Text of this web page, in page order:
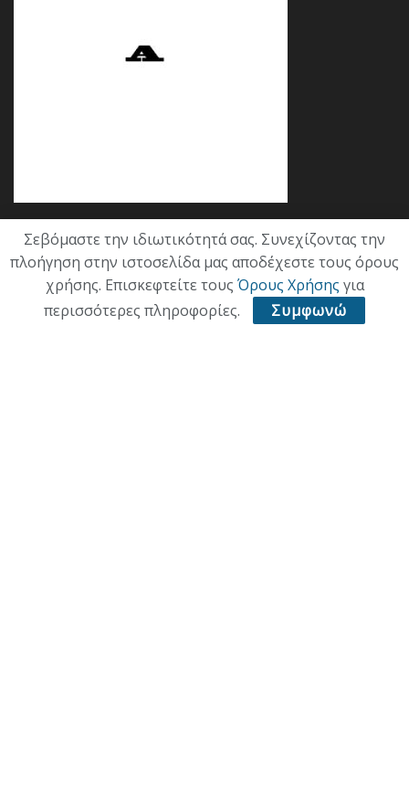
Κατηγορίες
ΕΠΙΚΑΙΡΟΤΗΤΑ
Σεβόμαστε την ιδιωτικότητά σας. Συνεχίζοντας την
πλοήγηση στην ιστοσελίδα μας αποδέχεστε τους όρους
χρήσης. Επισκεφτείτε τους Όρους Χρήσης για
περισσότερες πληροφορίες.
Συμφωνώ